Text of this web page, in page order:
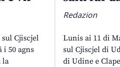
Cjiscjel
i 50 agns
la
Redazion
Lunis ai 11 di
sul Cjiscjel di
di Udine e